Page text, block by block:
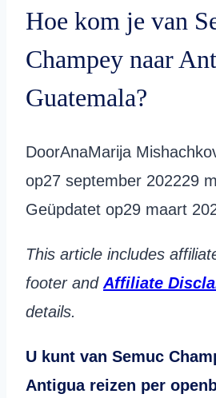
Hoe kom je van
Champey naar
Guatemala?
DoorAnaMarija
op27 september 202229
Geüpdatet op29 maart
This article includes
footer and Affiliate
details.
U kunt van Semuc
Antigua reizen per